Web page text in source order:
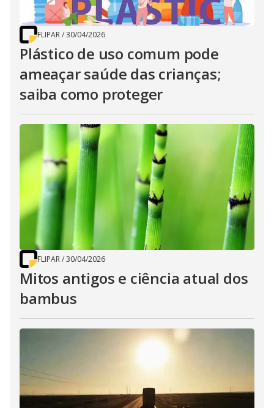
FLIPAR/30/04/2026
Plástico de uso comum pode
ameaçar saúde das crianças;
saiba como proteger
FLIPAR/30/04/2026
Mitos antigos e ciência atual dos
bambus